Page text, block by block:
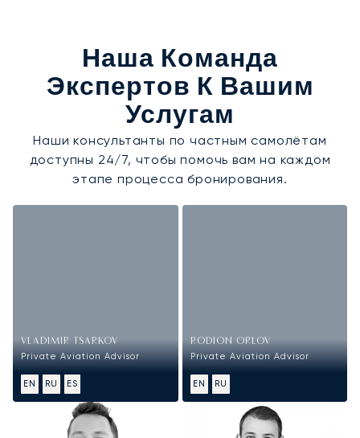
Наша Команда
Экспертов К Вашим
Услугам
Наши консультанты по частным самолётам
доступны 24/7, чтобы помочь вам на каждом
этапе процесса бронирования.
VLADIMIR TSARKOV
Private Aviation Advisor
EN RU ES
RODION ORLOV
Private Aviation Advisor
EN RU